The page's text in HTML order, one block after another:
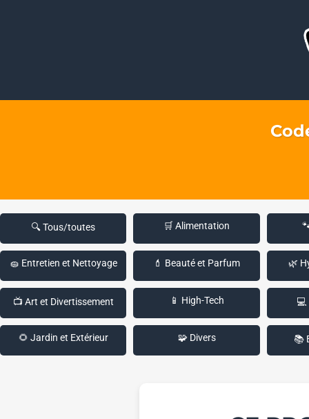
🔍 Tous/toutes 🛒 Alimentation
🧽 Entretien et Nettoyage 💄 Beauté et Parfum 🌿
📺 Art et Divertissement 📱 High-Tech 💻
🌻 Jardin et Extérieur 🧩 Divers 📚